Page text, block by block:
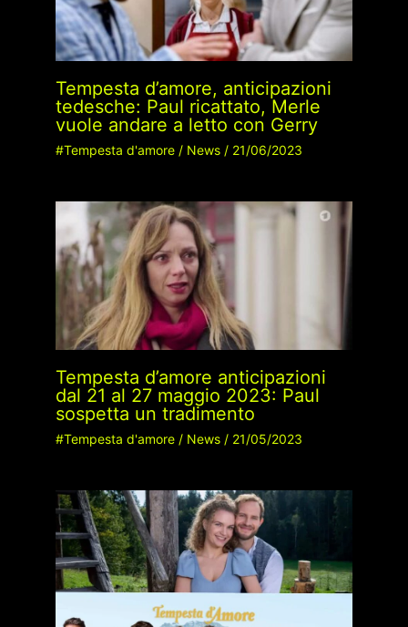
Tempesta d’amore, anticipazioni
tedesche: Paul ricattato, Merle
vuole andare a letto con Gerry
#Tempesta d'amore/ News/ 21/06/2023
Tempesta d’amore anticipazioni
dal 21 al 27 maggio 2023: Paul
sospetta un tradimento
#Tempesta d'amore/ News/ 21/05/2023